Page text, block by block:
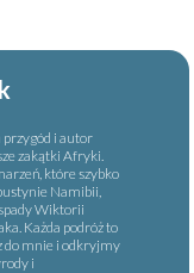
i autor
zakątki Afryki.
które szybko
Namibii,
Wiktorii
Każda podróż to
do mnie i odkryjmy
i